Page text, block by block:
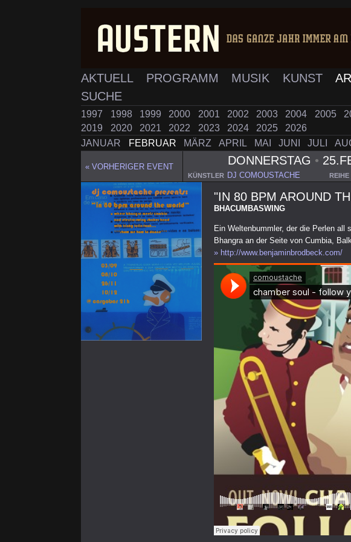
AKTUELL PROGRAMM MUSIK KUNST
SUCHE
1997 1998 1999 2000 2001 2002 2003 2004 2005
2019
2020 2021 2022 2023 2024 2025
2026
JANUAR
FEBRUAR MÄRZ APRIL MAI JUNI JULI
« VORHERIGER EVENT DONNERSTAG •
KÜNSTLER DJ COMOUSTACHE REIHE
"IN 80 BPM AROUND
BHACUMBASWING
Ein Weltenbummler, der die Perlen all
Bhangra an der Seite von Cumbia,
» http://www.benjaminbrodbeck.com/